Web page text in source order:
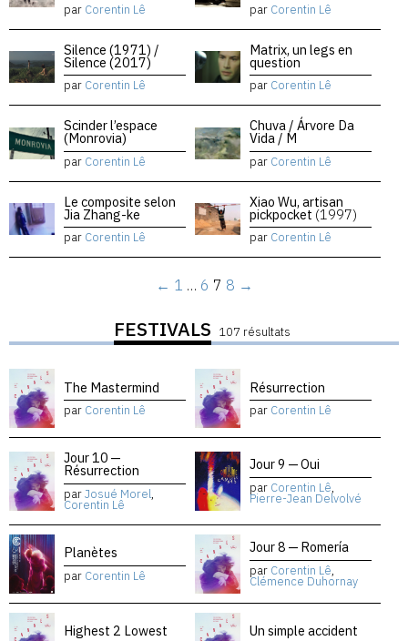
par Corentin Lê par Corentin Lê
Silence (1971) /
Silence (2017)
par Corentin Lê
Matrix, un legs en
question
par Corentin Lê
Scinder l’espace
(Monrovia)
par Corentin Lê
Chuva / Árvore Da
Vida / M
par Corentin Lê
Le composite selon
Jia Zhang-ke
par Corentin Lê
Xiao Wu, artisan
pickpocket (1997)
par Corentin Lê
← 1 … 6 7 8 →
FESTIVALS 107 résultats
The Mastermind
par Corentin Lê
Résurrection
par Corentin Lê
Jour 10 —
Résurrection
parJosué Morel,
Corentin Lê
Jour 9 — Oui
par Corentin Lê,
Pierre-Jean Delvolvé
Planètes
par Corentin Lê
Jour 8 — Romería
par Corentin Lê,
Clémence Duhornay
Highest 2 Lowest Un simple accident